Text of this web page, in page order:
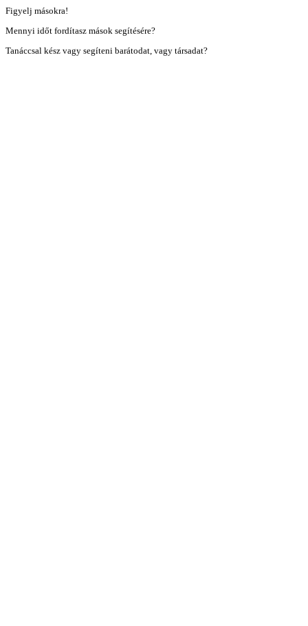
Figyelj másokra!
Mennyi időt fordítasz mások segítésére?
Tanáccsal kész vagy segíteni barátodat, vagy társadat?